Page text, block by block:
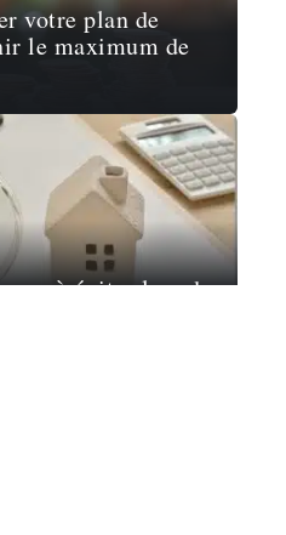
votre plan de
le maximum de
à éviter lors de